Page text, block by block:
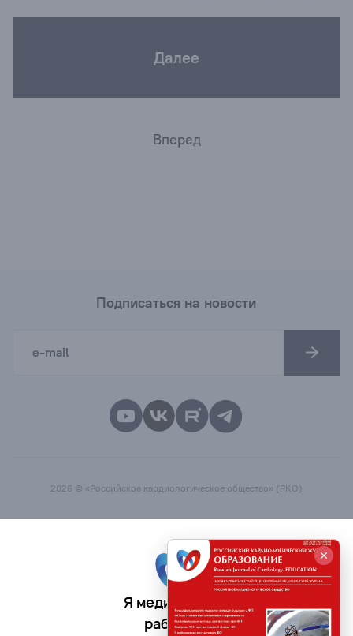
Далее
Вперед
Подписаться на новости
2026 © «Российское кардиологическое общество» (РКО)
Я медицинский
работник